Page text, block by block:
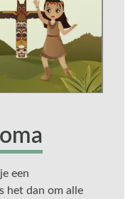
een
het dan om alle